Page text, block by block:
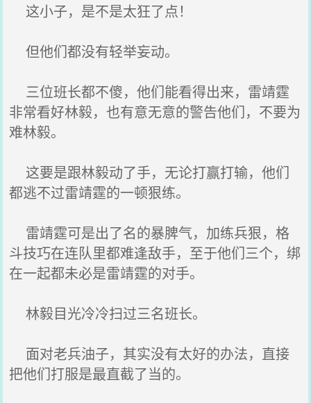
这小子，是不是太狂了点！
但他们都没有轻举妄动。
三位班长都不傻，他们能看得出来，雷靖霆
非常看好林毅，也有意无意的警告他们，不要为
难林毅。
这要是跟林毅动了手，无论打赢打输，他们
都逃不过雷靖霆的一顿狠练。
雷靖霆可是出了名的暴脾气，加练兵狠，格
斗技巧在连队里都难逢敌手，至于他们三个，绑
在一起都未必是雷靖霆的对手。
林毅目光冷冷扫过三名班长。
面对老兵油子，其实没有太好的办法，直接
把他们打服是最直截了当的。